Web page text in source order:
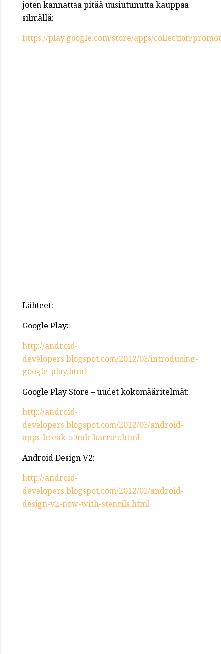
joten kannattaa pitää uusiutunutta kauppaa
silmällä:
https://play.google.com/store/apps/collection/
Lähteet:
Google Play:
http://android-
developers.blogspot.com/2012/03/introducing-
google-play.html
Google Play Store – uudet kokomääritelmät:
http://android-
developers.blogspot.com/2012/03/android-
apps-break-50mb-barrier.html
Android Design V2:
http://android-
developers.blogspot.com/2012/02/android-
design-v2-now-with-stencils.html